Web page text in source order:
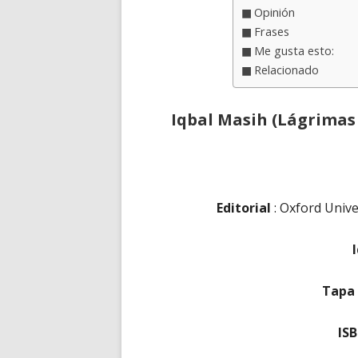
Opinión
Frases
Me gusta esto:
Relacionado
Iqbal Masih
Editorial : Oxford